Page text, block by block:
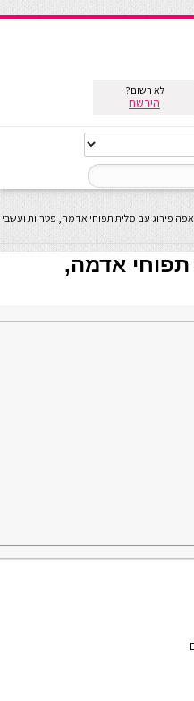
לא רשום?
הירשם
פירוג עם מלית תפוחי אדמה, פטריות ועשבי
אדמה,